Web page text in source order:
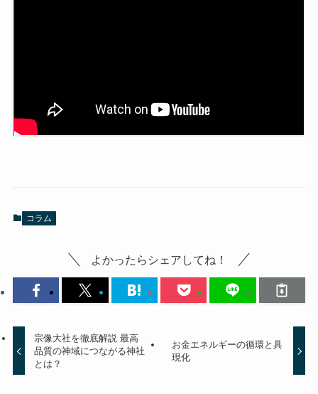
コラム
よかったらシェアしてね！
宗像大社を徹底解説 最高
品質の神域につながる神社
とは？
お金エネルギーの循環と具
現化